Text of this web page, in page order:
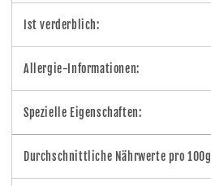
Ist verderblich:
Allergie-Informationen:
Spezielle Eigenschaften:
Durchschnittliche Nährwerte pro 100g